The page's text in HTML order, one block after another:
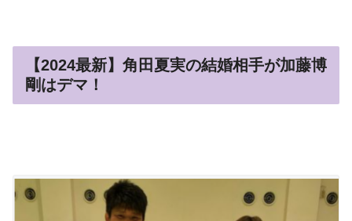
【2024最新】角田夏実の結婚相手が加藤博
剛はデマ！